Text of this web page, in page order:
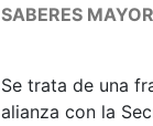
SABERES
Se trata de una
alianza con la